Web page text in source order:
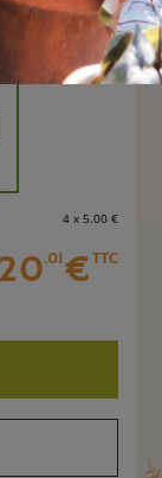
4 x 5.00€
.01€TTC